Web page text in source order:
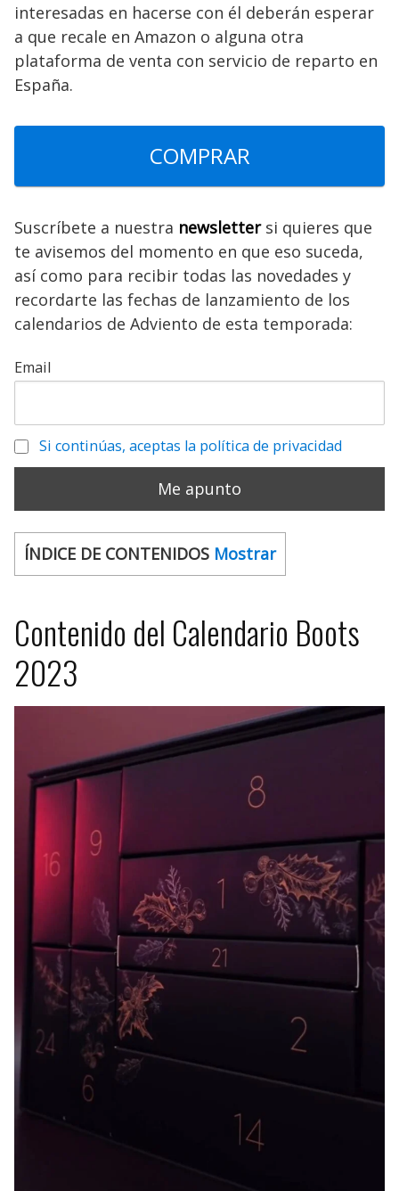
interesadas en hacerse con él deberán esperar
a que recale en Amazon o alguna otra
plataforma de venta con servicio de reparto en
España.
COMPRAR
Suscríbete a nuestra newslettersi quieres que
te avisemos del momento en que eso suceda,
así como para recibir todas las novedades y
recordarte las fechas de lanzamiento de los
calendarios de Adviento de esta temporada:
Email
Si continúas, aceptas la política de privacidad
ÍNDICE DE CONTENIDOS Mostrar
Contenido del Calendario Boots
2023